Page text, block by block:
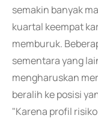
semakin banyak
kuartal keempat
memburuk.
sementara yang
mengharuskan
beralih ke posisi
"Karena profil